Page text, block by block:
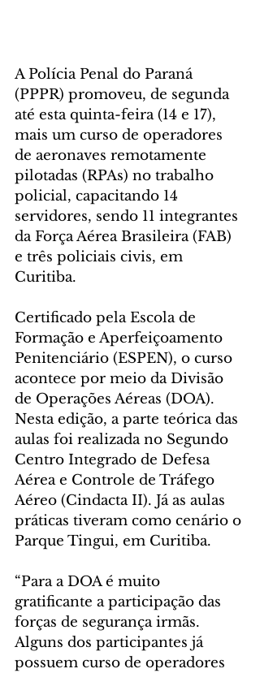
A Polícia Penal do Paraná
(PPPR) promoveu, de segunda
até esta quinta-feira (14 e 17),
mais um curso de operadores
de aeronaves remotamente
pilotadas (RPAs) no trabalho
policial, capacitando 14
servidores, sendo 11 integrantes
da Força Aérea Brasileira (FAB)
e três policiais civis, em
Curitiba.
Certificado pela Escola de
Formação e Aperfeiçoamento
Penitenciário (ESPEN), o curso
acontece por meio da Divisão
de Operações Aéreas (DOA).
Nesta edição, a parte teórica das
aulas foi realizada no Segundo
Centro Integrado de Defesa
Aérea e Controle de Tráfego
Aéreo (Cindacta II). Já as aulas
práticas tiveram como cenário o
Parque Tingui, em Curitiba.
“Para a DOA é muito
gratificante a participação das
forças de segurança irmãs.
Alguns dos participantes já
possuem curso de operadores